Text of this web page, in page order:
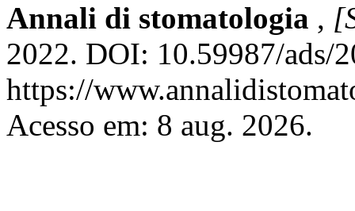
Annali di stomatologia ,
2022. DOI: 10.59987/ads/
https://
Acesso em: 8 aug. 2026.